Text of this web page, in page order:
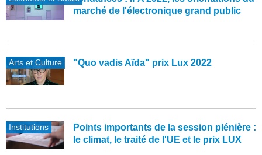
marché de l'électronique grand public
Arts et Culture "Quo vadis Aïda" prix Lux 2022
Institutions
Points importants de la session plénière :
le climat, le traité de l'UE et le prix LUX